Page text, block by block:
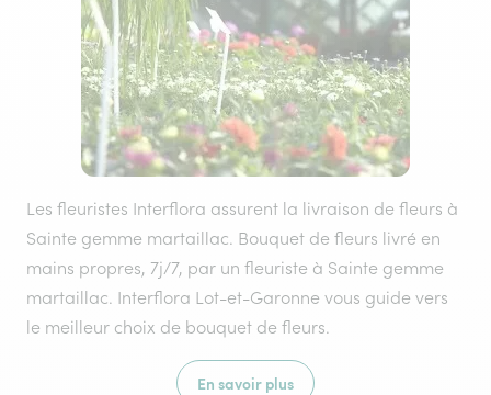
Les fleuristes Interflora assurent la livraison de fleurs à
Sainte gemme martaillac. Bouquet de fleurs livré en
mains propres, 7j/7, par un fleuriste à Sainte gemme
martaillac. Interflora Lot-et-Garonne vous guide vers
le meilleur choix de bouquet de fleurs.
En savoir plus